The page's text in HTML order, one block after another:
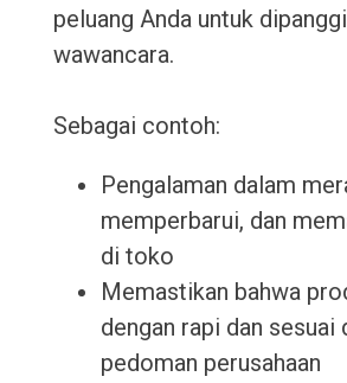
peluang Anda untuk
wawancara.
Sebagai contoh:
Pengalaman dalam
memperbarui, dan
di toko
Memastikan bahwa
dengan rapi dan sesuai
pedoman perusahaan